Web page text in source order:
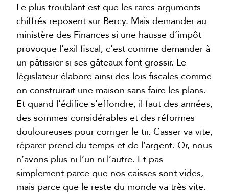
Le plus troublant est que les rares arguments
chiffrés reposent sur Bercy. Mais demander au
ministère des Finances si une hausse d’impôt
provoque l’exil fiscal, c’est comme demander à
un pâtissier si ses gâteaux font grossir. Le
législateur élabore ainsi des lois fiscales comme
on construirait une maison sans faire les plans.
Et quand l’édifice s’effondre, il faut des années,
des sommes considérables et des réformes
douloureuses pour corriger le tir. Casser va vite,
réparer prend du temps et de l’argent. Or, nous
n’avons plus ni l’un ni l’autre. Et pas
simplement parce que nos caisses sont vides,
mais parce que le reste du monde va très vite.